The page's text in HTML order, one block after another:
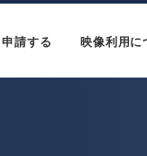
申請する 映像利用に